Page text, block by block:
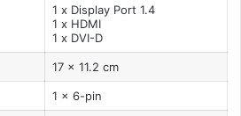
1 x Display Port 1.4
1 x HDMI
1 x DVI-D
17 x 11.2 cm
1 x 6-pin